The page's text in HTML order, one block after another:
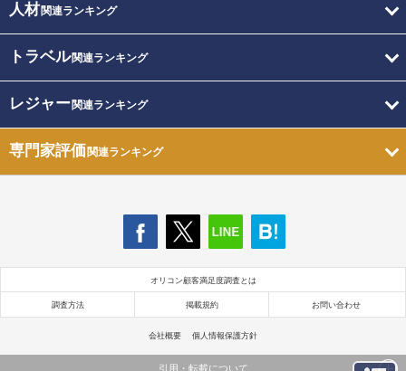
人材関連ランキング
トラベル関連ランキング
レジャー関連ランキング
専門家評価関連ランキング
オリコン顧客満足度調査とは
調査方法 掲載規約 お問い合わせ
会社概要 個人情報保護方針
引用・転載について